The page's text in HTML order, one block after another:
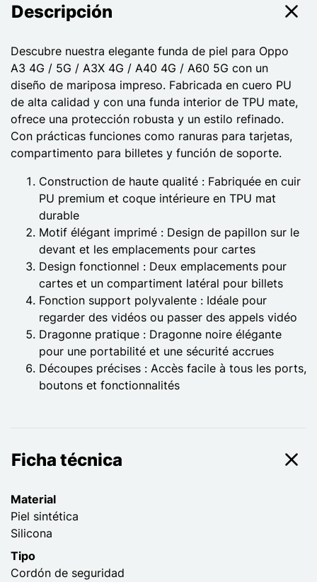
Descripción
Descubre nuestra elegante funda de piel para Oppo
A3 4G / 5G / A3X 4G / A40 4G / A60 5G con un
diseño de mariposa impreso. Fabricada en cuero PU
de alta calidad y con una funda interior de TPU mate,
ofrece una protección robusta y un estilo refinado.
Con prácticas funciones como ranuras para tarjetas,
compartimento para billetes y función de soporte.
Construction de haute qualité : Fabriquée en cuir
PU premium et coque intérieure en TPU mat
durable
Motif élégant imprimé : Design de papillon sur le
devant et les emplacements pour cartes
Design fonctionnel : Deux emplacements pour
cartes et un compartiment latéral pour billets
Fonction support polyvalente : Idéale pour
regarder des vidéos ou passer des appels vidéo
Dragonne pratique : Dragonne noire élégante
pour une portabilité et une sécurité accrues
Découpes précises : Accès facile à tous les ports,
boutons et fonctionnalités
Ficha técnica
Material
Piel sintética
Silicona
Tipo
Cordón de seguridad